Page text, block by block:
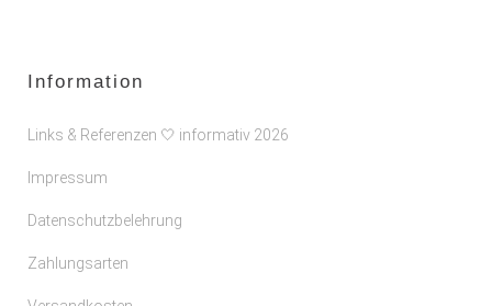
Information
Links & Referenzen 🤍 informativ 2026
Impressum
Datenschutzbelehrung
Zahlungsarten